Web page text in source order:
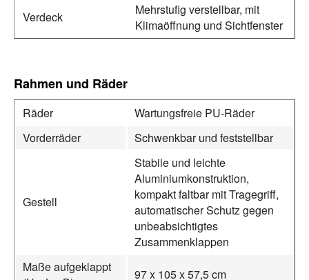
Verdeck
Mehrstufig verstellbar, mit
Klimaöffnung und Sichtfenster
Rahmen und Räder
Räder
Wartungsfreie PU‑Räder
Vorderräder
Schwenkbar und feststellbar
Gestell
Stabile und leichte
Aluminiumkonstruktion,
kompakt faltbar mit Tragegriff,
automatischer Schutz gegen
unbeabsichtigtes
Zusammenklappen
Maße aufgeklappt
97 x 105 x 57,5 cm